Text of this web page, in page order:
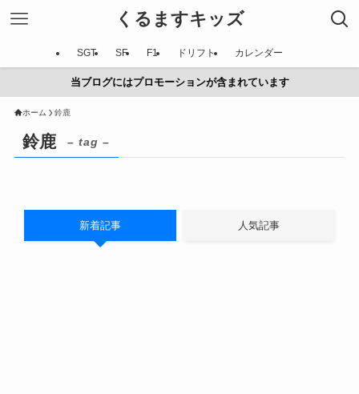
くるますキッズ
SGT SF F1 ドリフト カレンダー
当ブログにはプロモーションが含まれています
ホーム 鈴鹿
鈴鹿 – tag –
新着記事 人気記事